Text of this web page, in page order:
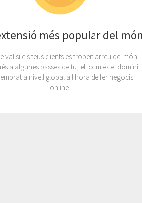
més popular del
val si els teus clients es troben arreu del món
a algunes passes de tu, el .com és el domini
emprat a nivell global a l'hora de fer negocis
online.